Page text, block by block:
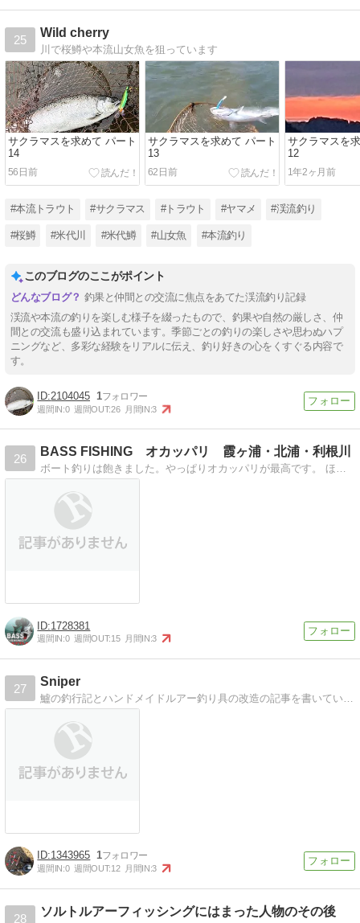
25
Wild cherry
川で桜鱒や本流山女魚を狙っています
サクラマスを求めて パート
14
56日前
サクラマスを求めて パート
13
62日前
サクラマスを
12
1年2ヶ月前
#本流トラウト #サクラマス #トラウト #ヤマメ #渓流釣り
#桜鱒 #米代川 #米代鱒 #山女魚 #本流釣り
このブログのここがポイント
釣果と仲間との交流に焦点をあてた渓流釣り記録
渓流や本流の釣りを楽しむ様子を綴ったもので、釣果や自然の厳しさ、仲
間との交流も盛り込まれています。季節ごとの釣りの楽しさや思わぬハプ
ニングなど、多彩な経験をリアルに伝え、釣り好きの心をくすぐる内容で
す。
2104045 1
週間IN:0 週間OUT:26 月間IN:3
26
BASS FISHING オカッパリ 霞ヶ浦・北浦・利根川
1728381
週間IN:0 週間OUT:15 月間IN:3
27
Sniper
1343965 1
週間IN:0 週間OUT:12 月間IN:3
28
ソルトルアーフィッシングにはまった人物のその後